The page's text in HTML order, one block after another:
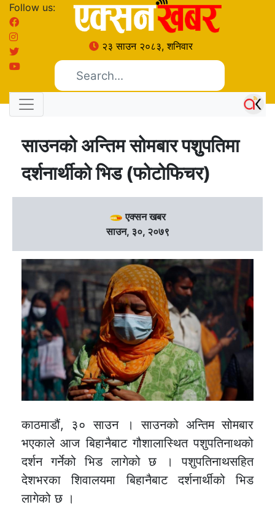
Follow us:
२३ साउन २०८३, शनिवार
साउनको अन्तिम सोमबार पशुुपतिमा
दर्शनार्थीको भिड (फोटोफिचर)
एक्सन खबर
साउन, ३०, २०७९
काठमाडौं, ३० साउन । साउनको अन्तिम सोमबार
भएकाले आज बिहानैबाट गौशालास्थित पशुपतिनाथको
दर्शन गर्नेको भिड लागेको छ । पशुपतिनाथसहित
देशभरका शिवालयमा बिहानैबाट दर्शनार्थीको भिड
लागेको छ ।